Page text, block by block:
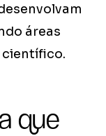
áreas
que